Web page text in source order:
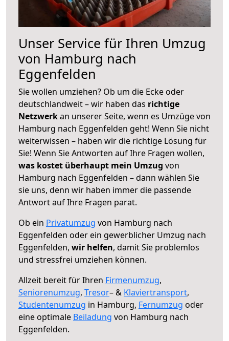
Unser Service für Ihren Umzug
von Hamburg nach
Eggenfelden
Sie wollen umziehen? Ob um die Ecke oder
deutschlandweit – wir haben das richtige
Netzwerkan unserer Seite, wenn es Umzüge von
Hamburg nach Eggenfelden geht! Wenn Sie nicht
weiterwissen – haben wir die richtige Lösung für
Sie! Wenn Sie Antworten auf Ihre Fragen wollen,
was kostet überhaupt mein Umzug von
Hamburg nach Eggenfelden – dann wählen Sie
sie uns, denn wir haben immer die passende
Antwort auf Ihre Fragen parat.
Ob ein Privatumzug von Hamburg nach
Eggenfelden oder ein gewerblicher Umzug nach
Eggenfelden, wir helfen, damit Sie problemlos
und stressfrei umziehen können.
Allzeit bereit für Ihren Firmenumzug,
Seniorenumzug, Tresor– & Klaviertransport,
Studentenumzug in Hamburg, Fernumzug oder
eine optimale Beiladung von Hamburg nach
Eggenfelden.